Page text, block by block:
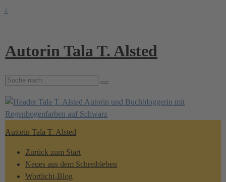
↓
Autorin Tala T. Alsted
Suche
Autorin Tala T. Alsted
Zurück zum Start
Neues aus dem Schreibleben
Wortlicht-Blog